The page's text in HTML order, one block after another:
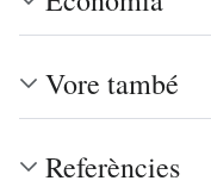
Vore també
Referències